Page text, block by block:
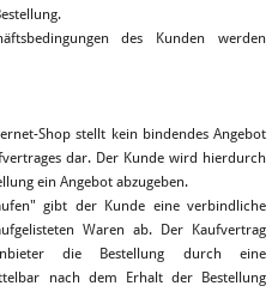
des Kunden werden
Shop stellt kein bindendes Angebot
dar. Der Kunde wird hierdurch
ein Angebot abzugeben.
gibt der Kunde eine verbindliche
Waren ab. Der Kaufvertrag
die Bestellung durch eine
nach dem Erhalt der Bestellung